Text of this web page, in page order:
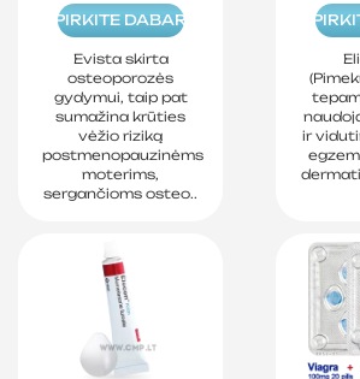
PIRKITE DABAR
Evista skirta
osteoporozės
gydymui, taip pat
sumažina krūties
vėžio riziką
postmenopauzinėms
moterims,
sergančioms osteo..
ir